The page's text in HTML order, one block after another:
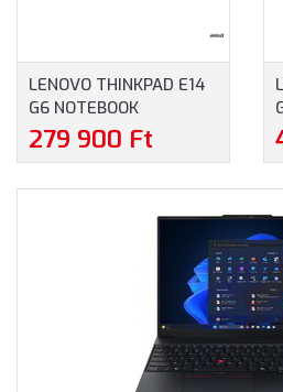
LENOVO THINKPAD E14
G6 NOTEBOOK
(21M3002FCX) - 14.0"
WUXGA, AMD RYZEN 5-
PROFESSIONAL, 3 ÉV
GARANCIA, FEKETE
279 900 Ft